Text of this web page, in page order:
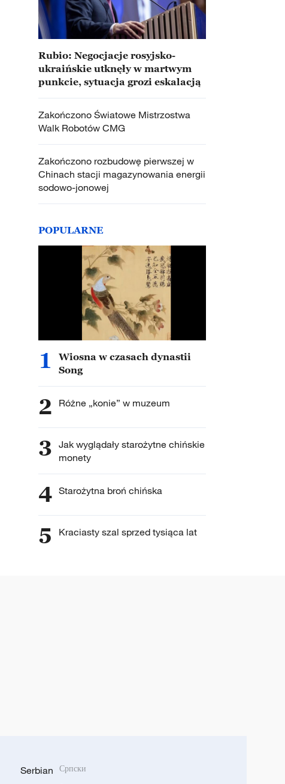
Rubio: Negocjacje rosyjsko-
ukraińskie utknęły w martwym
punkcie, sytuacja grozi eskalacją
Zakończono Światowe Mistrzostwa
Walk Robotów CMG
Zakończono rozbudowę pierwszej w
Chinach stacji magazynowania energii
sodowo-jonowej
POPULARNE
1
Wiosna w czasach dynastii
Song
2 Różne „konie” w muzeum
3 Jak wyglądały starożytne chińskie
monety
4 Starożytna broń chińska
5 Kraciasty szal sprzed tysiąca lat
Serbian Српски